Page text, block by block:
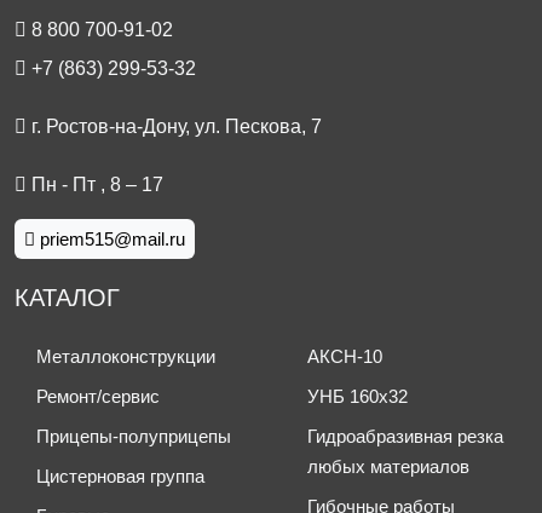
8 800 700-91-02
+7 (863) 299-53-32
г. Ростов-на-Дону, ул. Пескова, 7
Пн - Пт , 8 – 17
priem515@mail.ru
КАТАЛОГ
Металлоконструкции
Ремонт/сервис
Прицепы-полуприцепы
Цистерновая группа
АКСН-10
УНБ 160x32
Гидроабразивная резка
любых материалов
Гибочные работы